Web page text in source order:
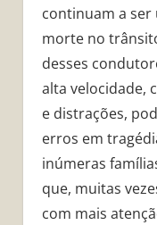
continuam a ser
morte no
desses
alta velocidade,
e distrações,
erros em
inúmeras
que, muitas
com mais